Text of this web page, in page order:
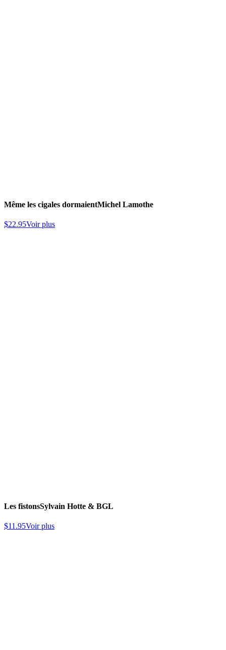
Même les cigales dormaientMichel Lamothe
$22.95Voir plus
Les fistonsSylvain Hotte & BGL
$11.95Voir plus